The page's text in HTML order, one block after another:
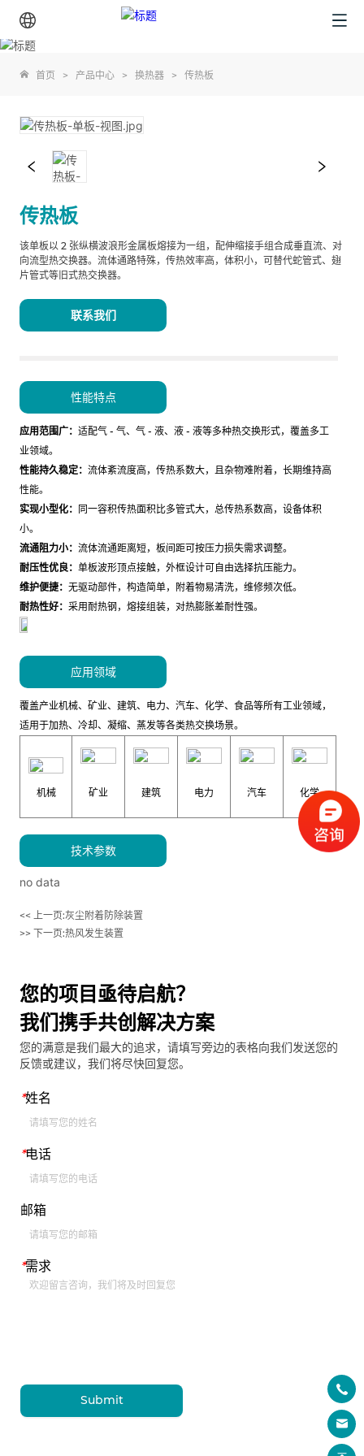
首页 > 产品中心 > 换热器 > 传热板
传热板
该单板以 2 张纵横波浪形金属板熔接为一组，配伸缩接手组合成垂直流、对
向流型热交换器。流体通路特殊，传热效率高，体积小，可替代蛇管式、翅
片管式等旧式热交换器。
联系我们
性能特点
应用范围广：适配气 - 气、气 - 液、液 - 液等多种热交换形式，覆盖多工
业领域。
性能持久稳定：流体紊流度高，传热系数大，且杂物难附着，长期维持高
性能。
实现小型化： 同一容积传热面积比多管式大，总传热系数高，设备体积
小。
流通阻力小：流体流通距离短，板间距可按压力损失需求调整。
耐压性优良：单板波形顶点接触，外框设计可自由选择抗压能力。
维护便捷：无驱动部件，构造简单，附着物易清洗，维修频次低。
耐热性好：采用耐热钢，熔接组装，对热膨胀差耐性强。
应用领域
覆盖产业机械、矿业、建筑、电力、汽车、化学、食品等所有工业领域，
适用于加热、冷却、凝缩、蒸发等各类热交换场景。
机械 矿业 建筑 电力 汽车 化学
技术参数
no data
<< 上一页:灰尘附着防除装置
>> 下一页:热风发生装置
您的项目亟待启航？
我们携手共创解决方案
您的满意是我们最大的追求，请填写旁边的表格向我们发送您的
反馈或建议，我们将尽快回复您。
*姓名
*电话
邮箱
*需求
Submit